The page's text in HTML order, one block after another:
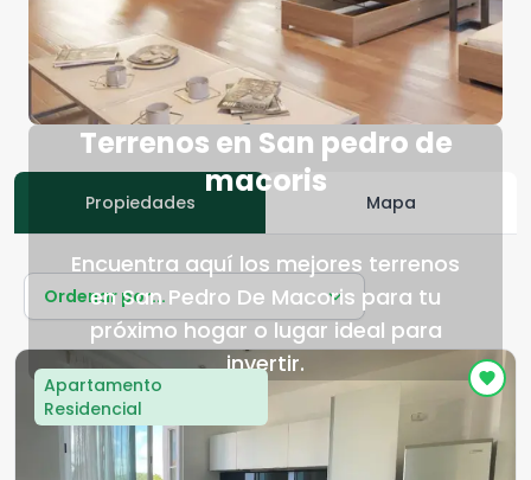
Terrenos en San pedro de
macoris
Encuentra aquí los mejores terrenos
en San Pedro De Macoris para tu
próximo hogar o lugar ideal para
invertir.
Propiedades Mapa
Ordenar por...
Apartamento
Residencial